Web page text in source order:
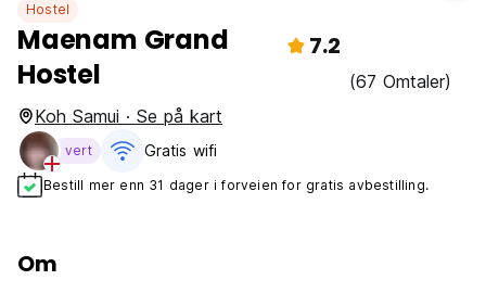
Hostel
Maenam Grand
Hostel
7.2
(67 Omtaler)
Koh Samui · Se på kart
vert Gratis wifi‎
Bestill mer enn 31 dager i forveien for gratis avbestilling.
Om